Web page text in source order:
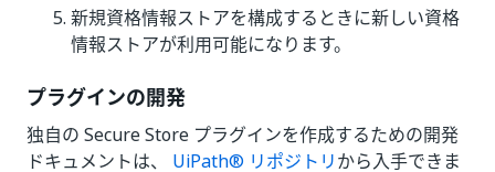
新規資格情報ストアを構成するときに新しい資格
情報ストアが利用可能になります。
プラグインの開発
独自の Secure Store プラグインを作成するための開発
ドキュメントは、 UiPath® リポジトリから入手できま